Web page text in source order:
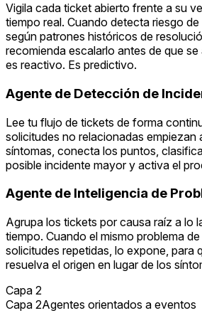
Vigila cada ticket abierto frente a su
tiempo real. Cuando detecta riesgo
según patrones históricos de
recomienda escalarlo antes de que
es reactivo. Es predictivo.
Agente de Detección de
Lee tu flujo de tickets de forma
solicitudes no relacionadas empiezan
síntomas, conecta los puntos,
posible incidente mayor y activa el
Agente de Inteligencia de
Agrupa los tickets por causa raíz a lo
tiempo. Cuando el mismo problema
solicitudes repetidas, lo expone, para
resuelva el origen en lugar de los
Capa 2
Capa 2Agentes orientados a eventos